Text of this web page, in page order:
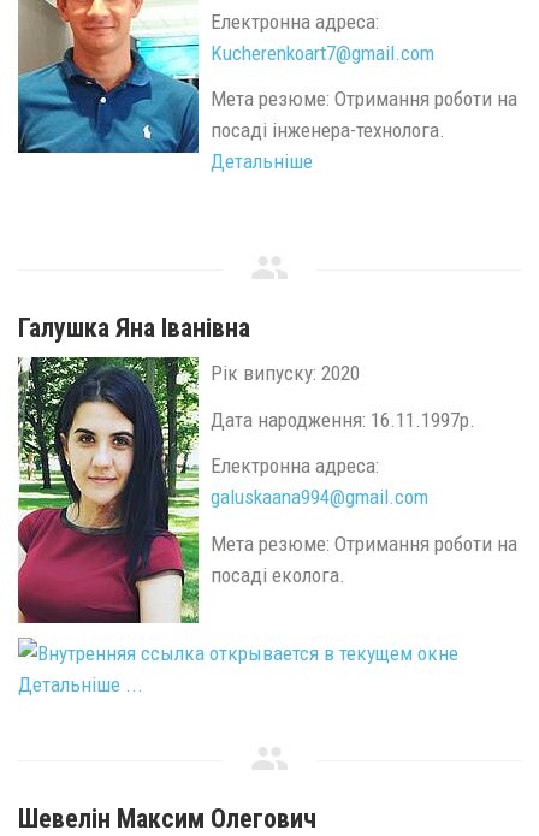
Електронна адреса:
Kucherenkoart7@gmail.com
Мета резюме: Отримання роботи на
посаді інженера-технолога.
Детальніше
Галушка Яна Іванівна
Рік випуску: 2020
Дата народження: 16.11.1997р.
Електронна адреса:
galuskaana994@gmail.com
Мета резюме: Отримання роботи на
посаді еколога.
Детальніше ...
Шевелін Максим Олегович